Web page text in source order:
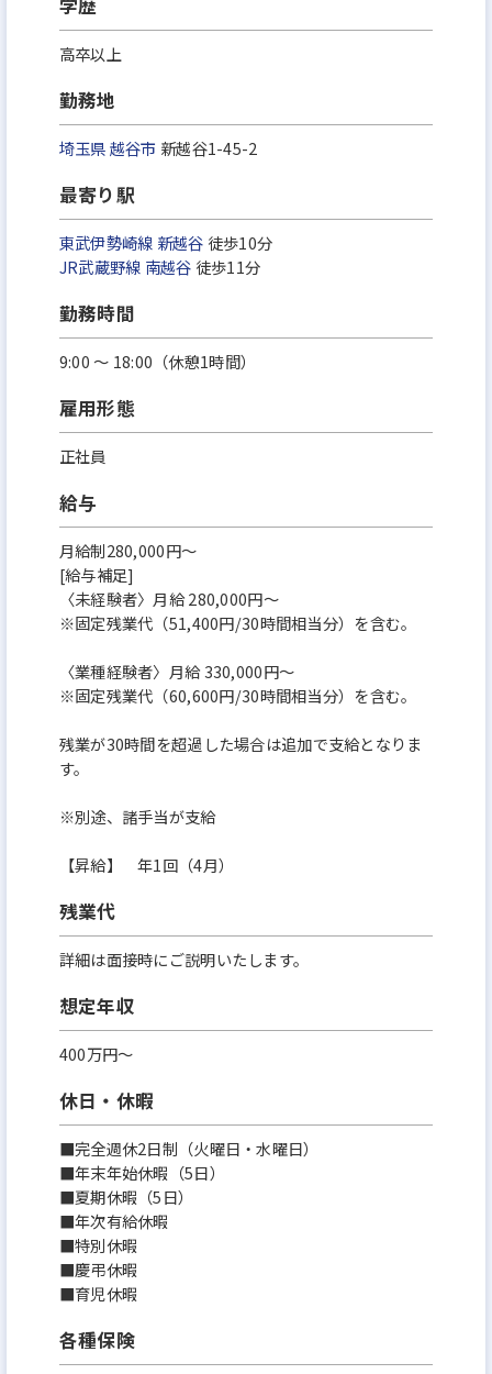
学歴
高卒以上
勤務地
埼玉県越谷市 新越谷1-45-2
最寄り駅
東武伊勢崎線 新越谷 徒歩10分
JR武蔵野線 南越谷 徒歩11分
勤務時間
9:00 ～ 18:00（休憩1時間）
雇用形態
正社員
給与
月給制280,000円～
[給与補足]
〈未経験者〉月給 280,000円～
※固定残業代（51,400円/30時間相当分）を含む。
〈業種経験者〉月給 330,000円～
※固定残業代（60,600円/30時間相当分）を含む。
残業が30時間を超過した場合は追加で支給となりま
す。
※別途、諸手当が支給
【昇給】 年1回（4月）
残業代
詳細は面接時にご説明いたします。
想定年収
400万円〜
休日・休暇
■完全週休2日制（火曜日・水曜日）
■年末年始休暇（5日）
■夏期休暇（5日）
■年次有給休暇
■特別休暇
■慶弔休暇
■育児休暇
各種保険